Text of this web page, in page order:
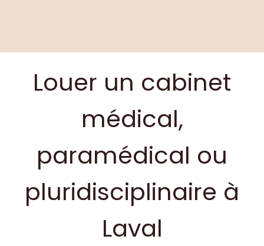
Louer un cabinet
médical,
paramédical ou
pluridisciplinaire à
Laval